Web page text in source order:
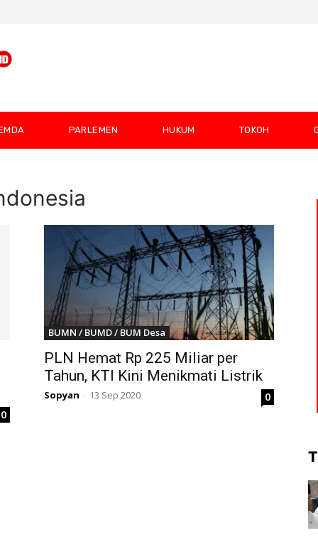
PARLEMEN HUKUM TOKOH
0
BUMN / BUMD / BUM Desa
PLN Hemat Rp 225 Miliar per
Tahun, KTI Kini Menikmati Listrik
Sopyan - 13 Sep 2020 0